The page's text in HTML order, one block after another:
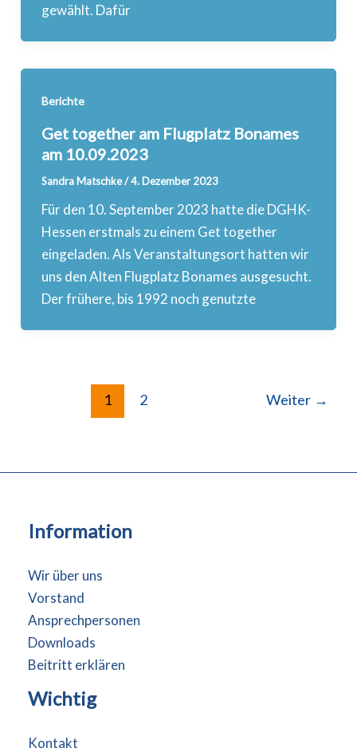
gewählt. Dafür
Berichte
Get together am Flugplatz Bonames
am 10.09.2023
Sandra Matschke/4. Dezember 2023
Für den 10. September 2023 hatte die DGHK-
Hessen erstmals zu einem Get together
eingeladen. Als Veranstaltungsort hatten wir
uns den Alten Flugplatz Bonames ausgesucht.
Der frühere, bis 1992 noch genutzte
1 2 Weiter →
Information
Wir über uns
Vorstand
Ansprechpersonen
Downloads
Beitritt erklären
Wichtig
Kontakt